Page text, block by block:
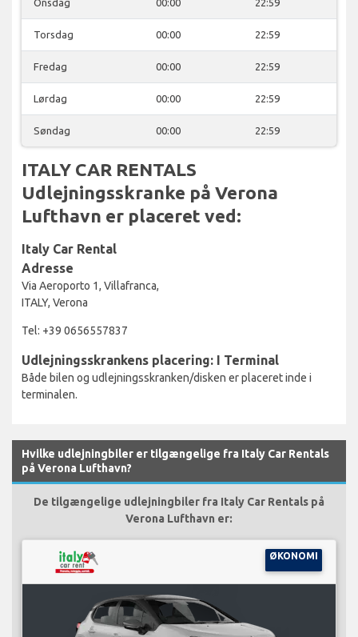
Torsdag 00:00 22:59
Fredag 00:00 22:59
Lørdag 00:00 22:59
Søndag 00:00 22:59
ITALY CAR RENTALS
Udlejningsskranke på Verona
Lufthavn er placeret ved:
Italy Car Rental
Adresse
Via Aeroporto 1, Villafranca,
ITALY, Verona
Tel: +39 0656557837
Udlejningsskrankens placering: I Terminal
Både bilen og udlejningsskranken/disken er placeret inde i
terminalen.
Hvilke udlejningbiler er tilgængelige fra Italy Car Rentals
på Verona Lufthavn?
De tilgængelige udlejningbiler fra Italy Car Rentals på
Verona Lufthavn er:
ØKONOMI